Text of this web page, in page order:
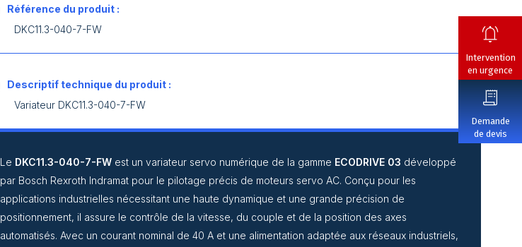
Intervention
en urgence
Demande
de devis
Référence du produit :
DKC11.3-040-7-FW
Descriptif technique du produit :
Variateur DKC11.3-040-7-FW
Le DKC11.3-040-7-FW est un variateur servo numérique de la gamme ECODRIVE 03 développé
par Bosch Rexroth Indramat pour le pilotage précis de moteurs servo AC. Conçu pour les
applications industrielles nécessitant une haute dynamique et une grande précision de
positionnement, il assure le contrôle de la vitesse, du couple et de la position des axes
automatisés. Avec un courant nominal de 40 A et une alimentation adaptée aux réseaux industriels,